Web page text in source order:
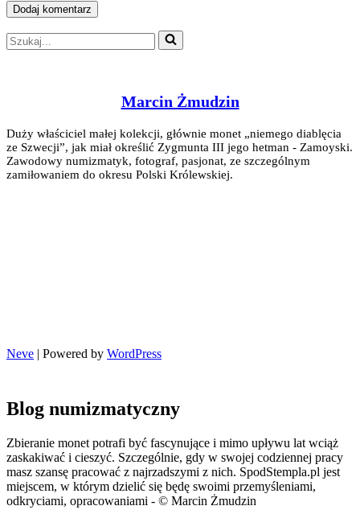
Szukaj...
Marcin Żmudzin
Duży właściciel małej kolekcji, głównie monet „niemego diablęcia
ze Szwecji”, jak miał określić Zygmunta III jego hetman - Zamoyski.
Zawodowy numizmatyk, fotograf, pasjonat, ze szczególnym
zamiłowaniem do okresu Polski Królewskiej.
Neve | Powered by WordPress
Blog numizmatyczny
Zbieranie monet potrafi być fascynujące i mimo upływu lat wciąż
zaskakiwać i cieszyć. Szczególnie, gdy w swojej codziennej pracy
masz szansę pracować z najrzadszymi z nich. SpodStempla.pl jest
miejscem, w którym dzielić się będę swoimi przemyśleniami,
odkryciami, opracowaniami - © Marcin Żmudzin